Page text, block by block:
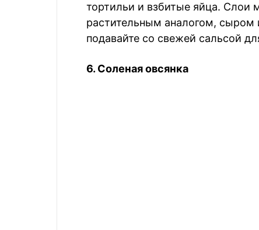
тортильи и взбитые яйца.
растительным аналогом, сыром
подавайте со свежей сальсой
6. Соленая овсянка